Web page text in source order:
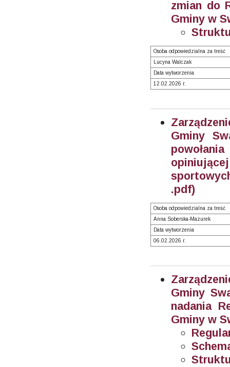
zmian do
Gminy w
Osoba odpowiedzialna za treść
Lucyna Walczak
Data wytworzenia
12.02.2026 r.
Gminy
.pdf)
Osoba odpowiedzialna za treść
Anna Soberska-Mazurek
Data wytworzenia
06.02.2026 r.
Gminy
nadania
Gminy w